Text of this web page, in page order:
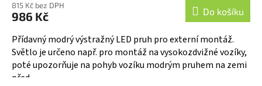
815 Kč bez DPH
986 Kč Do košíku
Přídavný modrý výstražný LED pruh pro externí montáž.
Světlo je určeno např. pro montáž na vysokozdvižné vozíky,
poté upozorňuje na pohyb vozíku modrým pruhem na zemi
před...